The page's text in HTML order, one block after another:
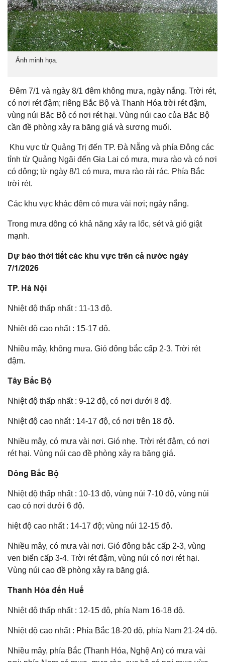
Ảnh minh họa.
Đêm 7/1 và ngày 8/1 đêm không mưa, ngày nắng. Trời rét,
có nơi rét đậm; riêng Bắc Bộ và Thanh Hóa trời rét đậm,
vùng núi Bắc Bộ có nơi rét hại. Vùng núi cao của Bắc Bộ
cần đề phòng xảy ra băng giá và sương muối.
Khu vực từ Quảng Trị đến TP. Đà Nẵng và phía Đông các
tỉnh từ Quảng Ngãi đến Gia Lai có mưa, mưa rào và có nơi
có dông; từ ngày 8/1 có mưa, mưa rào rải rác. Phía Bắc
trời rét.
Các khu vực khác đêm có mưa vài nơi; ngày nắng.
Trong mưa dông có khả năng xảy ra lốc, sét và gió giật
mạnh.
Dự báo thời tiết các khu vực trên cả nước ngày
7/1/2026
TP. Hà Nội
Nhiệt độ thấp nhất : 11-13 độ.
Nhiệt độ cao nhất : 15-17 độ.
Nhiều mây, không mưa. Gió đông bắc cấp 2-3. Trời rét
đậm.
Tây Bắc Bộ
Nhiệt độ thấp nhất : 9-12 độ, có nơi dưới 8 độ.
Nhiệt độ cao nhất : 14-17 độ, có nơi trên 18 độ.
Nhiều mây, có mưa vài nơi. Gió nhẹ. Trời rét đậm, có nơi
rét hại. Vùng núi cao đề phòng xảy ra băng giá.
Đông Bắc Bộ
Nhiệt độ thấp nhất : 10-13 độ, vùng núi 7-10 độ, vùng núi
cao có nơi dưới 6 độ.
hiệt độ cao nhất : 14-17 độ; vùng núi 12-15 độ.
Nhiều mây, có mưa vài nơi. Gió đông bắc cấp 2-3, vùng
ven biển cấp 3-4. Trời rét đậm, vùng núi có nơi rét hại.
Vùng núi cao đề phòng xảy ra băng giá.
Thanh Hóa đến Huế
Nhiệt độ thấp nhất : 12-15 độ, phía Nam 16-18 độ.
Nhiệt độ cao nhất : Phía Bắc 18-20 độ, phía Nam 21-24 độ.
Nhiều mây, phía Bắc (Thanh Hóa, Nghệ An) có mưa vài